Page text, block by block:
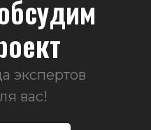
экспертов
вас!